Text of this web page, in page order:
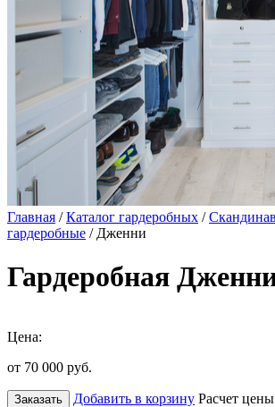
Главная /Каталог гардеробных /
гардеробные / Дженни
Гардеробная
Цена:
от 70 000 руб.
Заказать Добавить в корзину Расчет цены